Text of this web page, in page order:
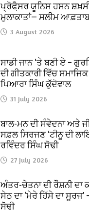
ਪ੍ਰੋਫੈ਼ਸਰ ਯੂਨਿਸ ਹਸਨ
ਮੁਲਾਕਾਤਾਂ— ਸਲੀਮ
3 August 2026
ਸਾਡੀ ਜਾਨ ‘ਤੇ ਬਣੀ ਏ –
ਦੀ ਗੀਤਕਾਰੀ ਵਿੱਚ
ਪਿਆਰਾ ਸਿੰਘ ਕੁੱਦੋਵਾਲ
31 July 2026
ਬਾਲ-ਮਨ ਦੀ ਸੰਵੇਦਨਾ ਅਤੇ
ਸਫ਼ਲ ਸਿਰਜਣ ‘ਟੀਨੂ ਦੀ
ਰਵਿੰਦਰ ਸਿੰਘ ਸੋਢੀ
27 July 2026
ਅੰਤਰ-ਚੇਤਨਾ ਦੀ ਰੌਸ਼ਨੀ ਦਾ
ਸੇਠ ਦਾ ‘ਮੇਰੇ ਹਿੱਸੇ ਦਾ
ਸੋਢੀ